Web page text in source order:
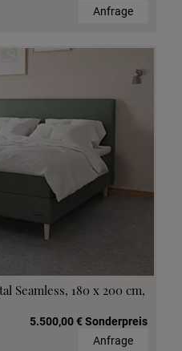
Anfrage
Seamless, 180 x 200 cm,
5.500,00 € Sonderpreis
Anfrage